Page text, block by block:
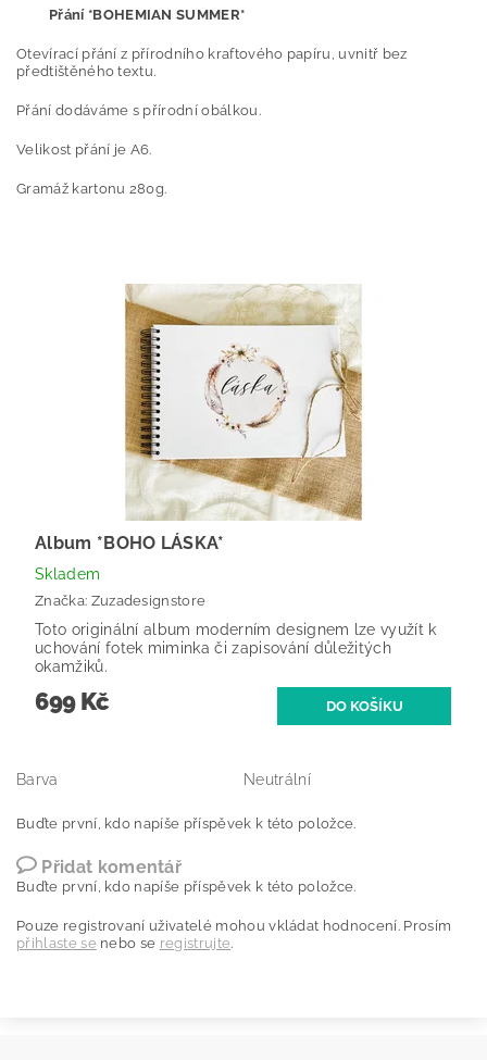
Přání *BOHEMIAN SUMMER*
Otevírací přání z přírodního kraftového papíru, uvnitř bez
předtištěného textu.
Přání dodáváme s přírodní obálkou.
Velikost přání je A6.
Gramáž kartonu 280g.
Album *BOHO LÁSKA*
Skladem
Značka: Zuzadesignstore
Toto originální album moderním designem lze využít k
uchování fotek miminka či zapisování důležitých
okamžiků.
699 Kč
Barva Neutrální
Buďte první, kdo napíše příspěvek k této položce.
Přidat komentář
Buďte první, kdo napíše příspěvek k této položce.
Pouze registrovaní uživatelé mohou vkládat hodnocení. Prosím
přihlaste se nebo se registrujte.